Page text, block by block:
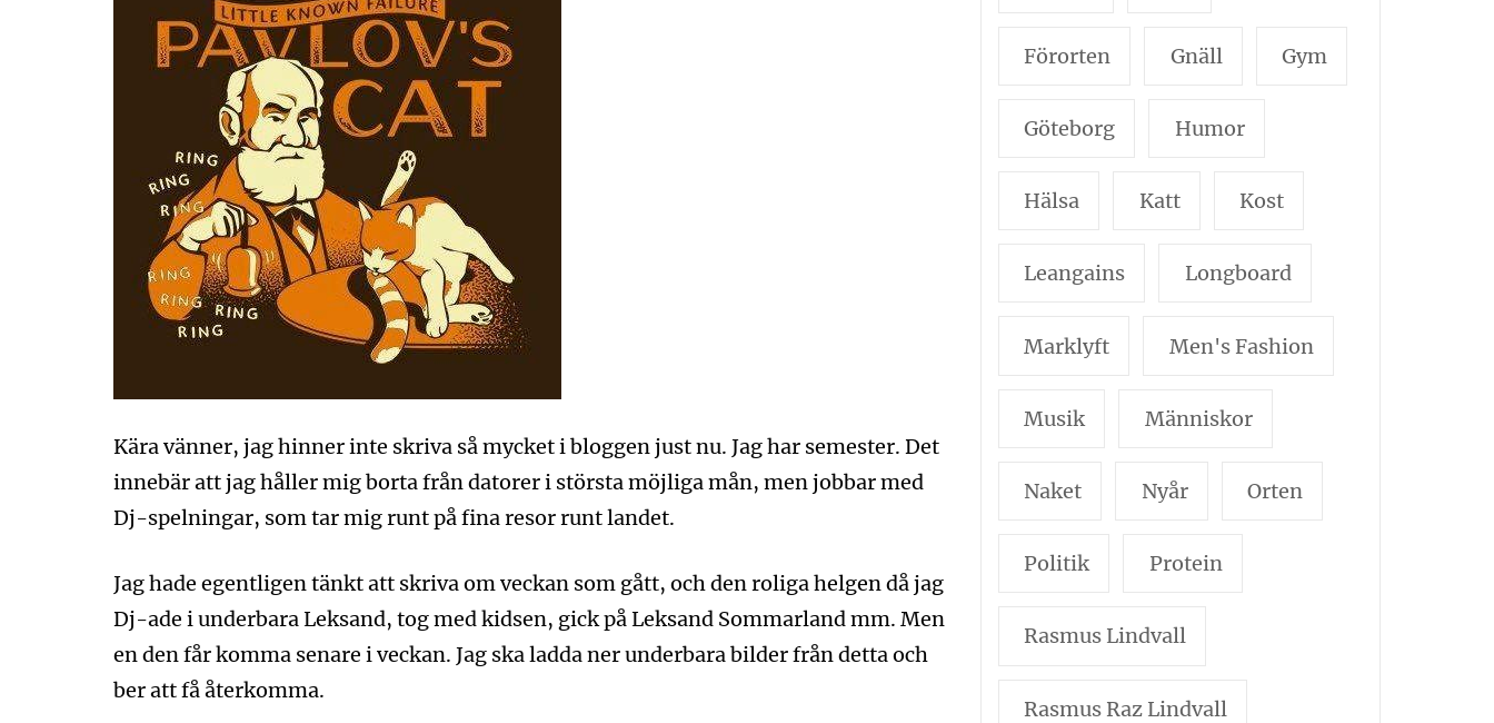
Kära vänner, jag hinner inte skriva så mycket i bloggen just nu. Jag har semester. Det
innebär att jag håller mig borta från datorer i största möjliga mån, men jobbar med
Dj-spelningar, som tar mig runt på fina resor runt landet.
Jag hade egentligen tänkt att skriva om veckan som gått, och den roliga helgen då jag
Dj-ade i underbara Leksand, tog med kidsen, gick på Leksand Sommarland mm. Men
en den får komma senare i veckan. Jag ska ladda ner underbara bilder från detta och
ber att få återkomma.
Förorten Gnäll Gym
Göteborg Humor
Hälsa Katt Kost
Leangains Longboard
Marklyft Men's Fashion
Musik Människor
Naket Nyår Orten
Politik Protein
Rasmus Lindvall
Rasmus Raz Lindvall